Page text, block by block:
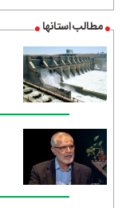
مطالب استانها